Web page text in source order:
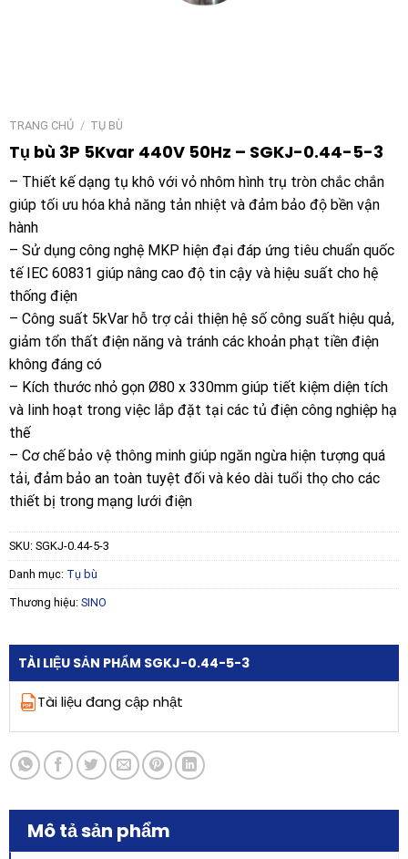
TRANG CHỦ / TỤ BÙ
Tụ bù 3P 5Kvar 440V 50Hz – SGKJ-0.44-5-3
– Thiết kế dạng tụ khô với vỏ nhôm hình trụ tròn chắc chắn
giúp tối ưu hóa khả năng tản nhiệt và đảm bảo độ bền vận
hành
– Sử dụng công nghệ MKP hiện đại đáp ứng tiêu chuẩn quốc
tế IEC 60831 giúp nâng cao độ tin cậy và hiệu suất cho hệ
thống điện
– Công suất 5kVar hỗ trợ cải thiện hệ số công suất hiệu quả,
giảm tổn thất điện năng và tránh các khoản phạt tiền điện
không đáng có
– Kích thước nhỏ gọn Ø80 x 330mm giúp tiết kiệm diện tích
và linh hoạt trong việc lắp đặt tại các tủ điện công nghiệp hạ
thế
– Cơ chế bảo vệ thông minh giúp ngăn ngừa hiện tượng quá
tải, đảm bảo an toàn tuyệt đối và kéo dài tuổi thọ cho các
thiết bị trong mạng lưới điện
SKU: SGKJ-0.44-5-3
Danh mục: Tụ bù
Thương hiệu: SINO
TÀI LIỆU SẢN PHẨM SGKJ-0.44-5-3
Tài liệu đang cập nhật
Mô tả sản phẩm